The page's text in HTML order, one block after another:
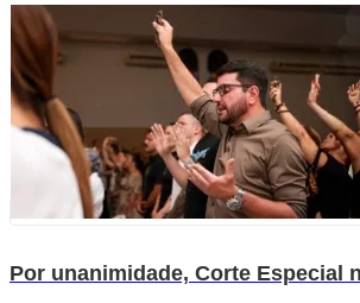
Por unanimidade, Corte Especial